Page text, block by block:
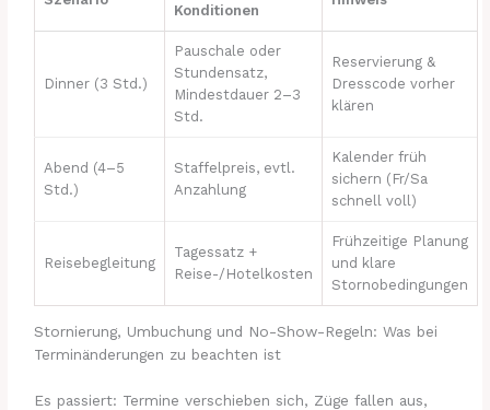
Konditionen
Dinner (3 Std.)
Pauschale oder
Stundensatz,
Mindestdauer 2–3
Std.
Reservierung &
Dresscode vorher
klären
Abend (4–5
Std.)
Staffelpreis, evtl.
Anzahlung
Kalender früh
sichern (Fr/Sa
schnell voll)
Reisebegleitung
Tagessatz +
Reise-/Hotelkosten
Frühzeitige Planung
und klare
Stornobedingungen
Stornierung, Umbuchung und No-Show-Regeln: Was bei
Terminänderungen zu beachten ist
Es passiert: Termine verschieben sich, Züge fallen aus,